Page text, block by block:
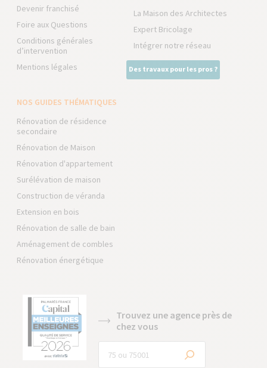
Devenir franchisé
Foire aux Questions
Conditions générales
d’intervention
Mentions légales
La Maison des Architectes
Expert Bricolage
Intégrer notre réseau
Des travaux pour les pros ?
NOS GUIDES THÉMATIQUES
Rénovation de résidence
secondaire
Rénovation de Maison
Rénovation d'appartement
Surélévation de maison
Construction de véranda
Extension en bois
Rénovation de salle de bain
Aménagement de combles
Rénovation énergétique
Trouvez une agence près de
chez vous